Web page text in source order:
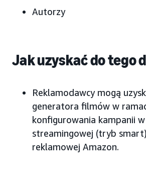
Autorzy
Jak uzyskać do tego
Reklamodawcy mogą
generatora filmów w
konfigurowania kampanii
streamingowej (tryb
reklamowej Amazon.